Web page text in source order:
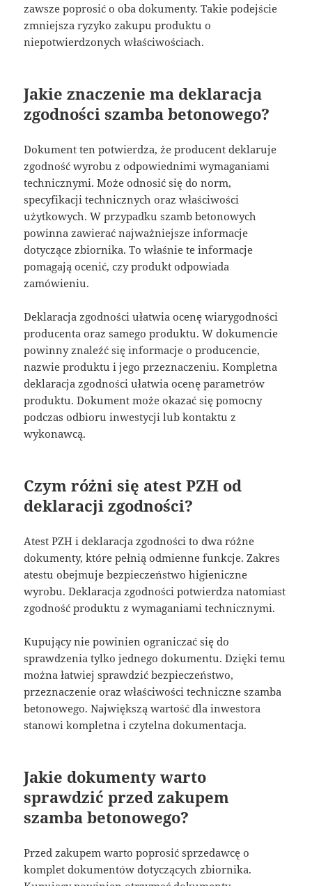
zawsze poprosić o oba dokumenty. Takie podejście
zmniejsza ryzyko zakupu produktu o
niepotwierdzonych właściwościach.
Jakie znaczenie ma deklaracja
zgodności szamba betonowego?
Dokument ten potwierdza, że producent deklaruje
zgodność wyrobu z odpowiednimi wymaganiami
technicznymi. Może odnosić się do norm,
specyfikacji technicznych oraz właściwości
użytkowych. W przypadku szamb betonowych
powinna zawierać najważniejsze informacje
dotyczące zbiornika. To właśnie te informacje
pomagają ocenić, czy produkt odpowiada
zamówieniu.
Deklaracja zgodności ułatwia ocenę wiarygodności
producenta oraz samego produktu. W dokumencie
powinny znaleźć się informacje o producencie,
nazwie produktu i jego przeznaczeniu. Kompletna
deklaracja zgodności ułatwia ocenę parametrów
produktu. Dokument może okazać się pomocny
podczas odbioru inwestycji lub kontaktu z
wykonawcą.
Czym różni się atest PZH od
deklaracji zgodności?
Atest PZH i deklaracja zgodności to dwa różne
dokumenty, które pełnią odmienne funkcje. Zakres
atestu obejmuje bezpieczeństwo higieniczne
wyrobu. Deklaracja zgodności potwierdza natomiast
zgodność produktu z wymaganiami technicznymi.
Kupujący nie powinien ograniczać się do
sprawdzenia tylko jednego dokumentu. Dzięki temu
można łatwiej sprawdzić bezpieczeństwo,
przeznaczenie oraz właściwości techniczne szamba
betonowego. Największą wartość dla inwestora
stanowi kompletna i czytelna dokumentacja.
Jakie dokumenty warto
sprawdzić przed zakupem
szamba betonowego?
Przed zakupem warto poprosić sprzedawcę o
komplet dokumentów dotyczących zbiornika.